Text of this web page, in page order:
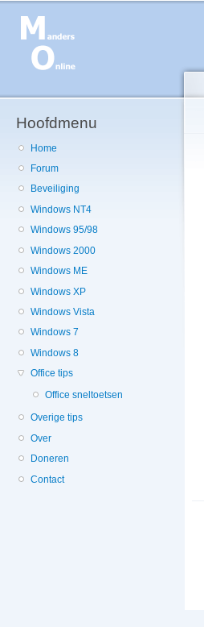
Hoofdmenu
Home
Forum
Beveiliging
Windows NT4
Windows 95/98
Windows 2000
Windows ME
Windows XP
Windows Vista
Windows 7
Windows 8
Office tips
Office sneltoetsen
Overige tips
Over
Doneren
Contact